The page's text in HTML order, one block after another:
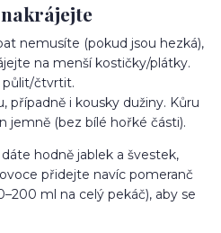
nakrájejte
nemusíte (pokud jsou hezká),
na menší kostičky/plátky.
půlit/čtvrtit.
případně i kousky dužiny. Kůru
jemně (bez bílé hořké části).
dáte hodně jablek a švestek,
přidejte navíc pomeranč
ml na celý pekáč), aby se